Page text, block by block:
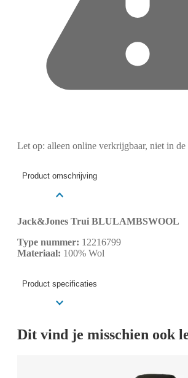
Let op: alleen online verkrijgbaar, niet in
Product omschrijving
Jack&Jones Trui BLULAMBSWOOL
Type nummer: 12216799
Materiaal: 100% Wol
Product specificaties
Dit vind je misschien ook